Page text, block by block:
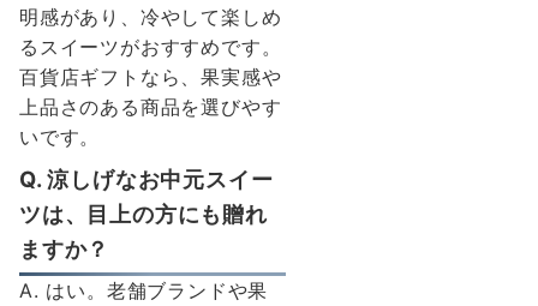
明感があり、冷やして楽しめ
るスイーツがおすすめです。
百貨店ギフトなら、果実感や
上品さのある商品を選びやす
いです。
Q. 涼しげなお中元スイー
ツは、目上の方にも贈れ
ますか？
A. はい。老舗ブランドや果